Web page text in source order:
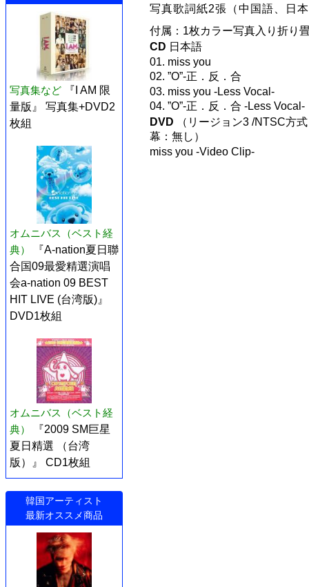
写真集など
『I AM 限
量版』 写真集+DVD2
枚組
オムニバス（ベスト経
典）
『A-nation夏日聯
合国09最愛精選演唱
会a-nation 09 BEST
HIT LIVE (台湾版)』
DVD1枚組
オムニバス（ベスト経
典）
『2009 SM巨星
夏日精選 （台湾
版）』 CD1枚組
韓国アーティスト
最新オススメ商品
写真歌詞紙2張（中国語、日
付属：1枚カラー写真入り折り
CD 日本語
01. miss you
02. ”O”-正．反．合
03. miss you -Less Vocal-
04. ”O”-正．反．合 -Less Vocal-
DVD （リージョン3 /NTSC方
幕：無し）
miss you -Video Clip-